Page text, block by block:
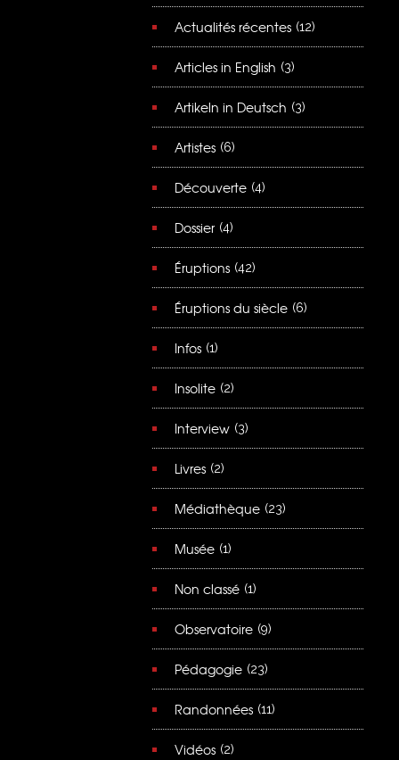
Actualités récentes (12)
Articles in English (3)
Artikeln in Deutsch (3)
Artistes (6)
Découverte (4)
Dossier (4)
Éruptions (42)
Éruptions du siècle (6)
Infos (1)
Insolite (2)
Interview (3)
Livres (2)
Médiathèque (23)
Musée (1)
Non classé (1)
Observatoire (9)
Pédagogie (23)
Randonnées (11)
Vidéos (2)